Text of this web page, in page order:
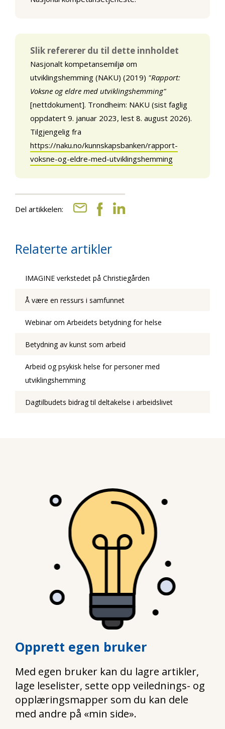
Slik refererer du til dette innholdet
Nasjonalt kompetansemiljø om
utviklingshemming (NAKU) (2019) "Rapport:
Voksne og eldre med utviklingshemming"
[nettdokument]. Trondheim: NAKU (sist faglig
oppdatert 9. januar 2023, lest 8. august 2026).
Tilgjengelig fra
https://naku.no/kunnskapsbanken/rapport-
voksne-og-eldre-med-utviklingshemming
Del artikkelen:
Relaterte artikler
IMAGINE verkstedet på Christiegården
Å være en ressurs i samfunnet
Webinar om Arbeidets betydning for helse
Betydning av kunst som arbeid
Arbeid og psykisk helse for personer med
utviklingshemming
Dagtilbudets bidrag til deltakelse i arbeidslivet
Opprett egen bruker
Med egen bruker kan du lagre artikler,
lage leselister, sette opp veilednings- og
opplæringsmapper som du kan dele
med andre på «min side».